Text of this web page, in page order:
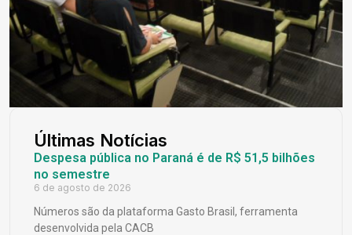
Últimas Notícias
Despesa pública no Paraná é de R$ 51,5 bilhões
no semestre
6 de agosto de 2026
Números são da plataforma Gasto Brasil, ferramenta
desenvolvida pela CACB